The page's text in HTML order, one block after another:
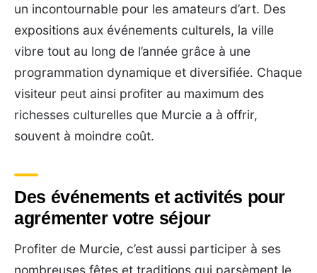
un incontournable pour les amateurs d’art. Des
expositions aux événements culturels, la ville
vibre tout au long de l’année grâce à une
programmation dynamique et diversifiée. Chaque
visiteur peut ainsi profiter au maximum des
richesses culturelles que Murcie a à offrir,
souvent à moindre coût.
Des événements et activités pour
agrémenter votre séjour
Profiter de Murcie, c’est aussi participer à ses
nombreuses fêtes et traditions qui parsèment le